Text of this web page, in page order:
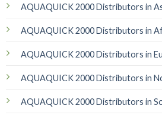
AQUAQUICK 2000 Distributors in
AQUAQUICK 2000 Distributors in
AQUAQUICK 2000 Distributors in
AQUAQUICK 2000 Distributors in
AQUAQUICK 2000 Distributors in